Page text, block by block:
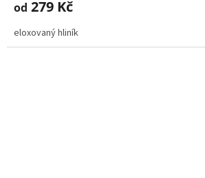
od 279 Kč
eloxovaný hliník